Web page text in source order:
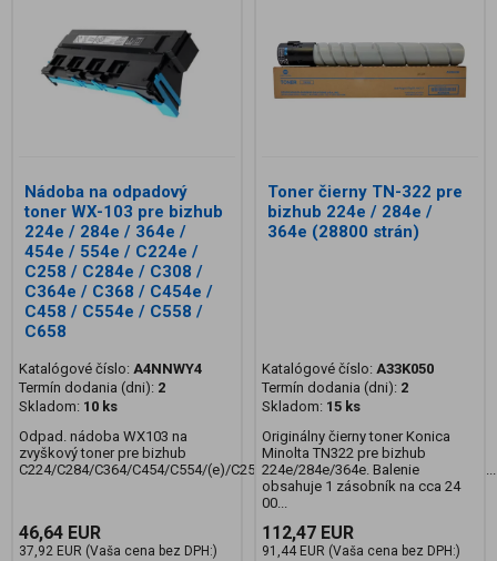
Nádoba na odpadový
toner WX-103 pre bizhub
224e / 284e / 364e /
454e / 554e / C224e /
C258 / C284e / C308 /
C364e / C368 / C454e /
C458 / C554e / C558 /
C658
Katalógové číslo: A4NNWY4
Termín dodania (dni): 2
Skladom: 10 ks
Odpad. nádoba WX103 na
zvyškový toner pre bizhub
C224/C284/C364/C454/C554/(e)/C258/C308/C368/C458/C558/C658/224/...
46,64 EUR
37,92 EUR (Vaša cena bez DPH:)
Toner čierny TN-322 pre
bizhub 224e / 284e /
364e (28800 strán)
Katalógové číslo: A33K050
Termín dodania (dni): 2
Skladom: 15 ks
Originálny čierny toner Konica
Minolta TN322 pre bizhub
224e/284e/364e. Balenie
obsahuje 1 zásobník na cca 24
00...
112,47 EUR
91,44 EUR (Vaša cena bez DPH:)